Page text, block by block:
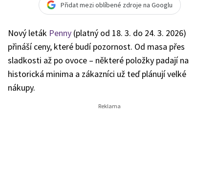
Přidat mezi oblíbené zdroje na Googlu
Nový leták Penny (platný od 18. 3. do 24. 3. 2026)
přináší ceny, které budí pozornost. Od masa přes
sladkosti až po ovoce – některé položky padají na
historická minima a zákazníci už teď plánují velké
nákupy.